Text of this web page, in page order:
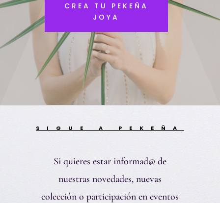
CREA TU PEKEÑA
JOYA
SIGUE A PEKEÑA
Si quieres estar informad@ de
nuestras novedades, nuevas
colección o participación en eventos